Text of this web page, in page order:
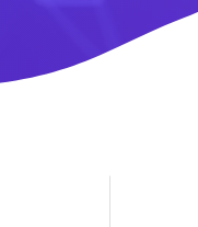
이용 통계